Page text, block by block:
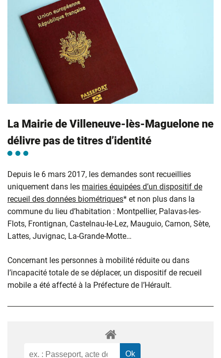
La Mairie de Villeneuve-lès-Maguelone ne
délivre pas de titres d’identité
Depuis le 6 mars 2017, les demandes sont recueillies
uniquement dans les mairies équipées d’un dispositif de
recueil des données biométriques* et non plus dans la
commune du lieu d’habitation : Montpellier, Palavas-les-
Flots, Frontignan, Castelnau-le-Lez, Mauguio, Carnon, Sète,
Lattes, Juvignac, La-Grande-Motte…
Concernant les personnes à mobilité réduite ou dans
l’incapacité totale de se déplacer, un dispositif de recueil
mobile a été affecté à la Préfecture de l’Hérault.